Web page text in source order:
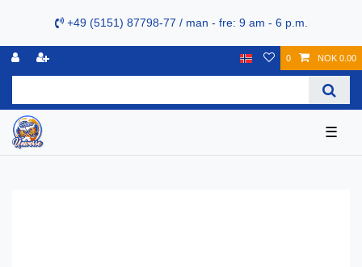
+49 (5151) 87798-77 / man - fre: 9 am - 6 p.m.
0 NOK 0.00
☰